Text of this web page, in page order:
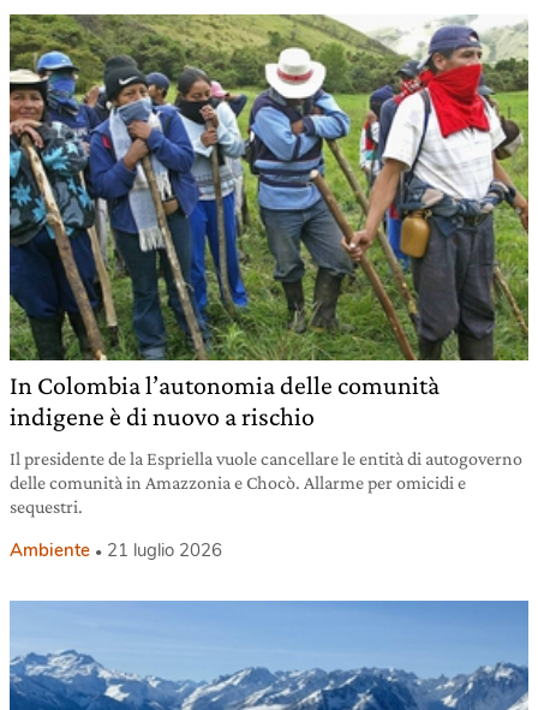
In Colombia l’autonomia delle comunità
indigene è di nuovo a rischio
Il presidente de la Espriella vuole cancellare le entità di autogoverno
delle comunità in Amazzonia e Chocò. Allarme per omicidi e
sequestri.
Ambiente 21 luglio 2026